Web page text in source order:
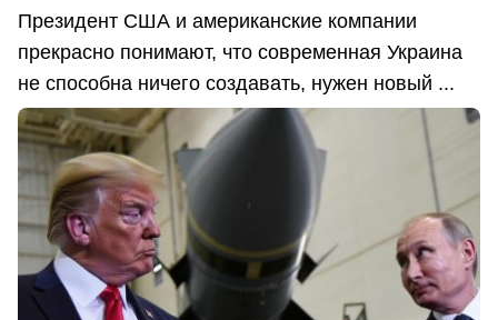
Президент США и американские компании
прекрасно понимают, что современная Украина
не способна ничего создавать, нужен новый ...